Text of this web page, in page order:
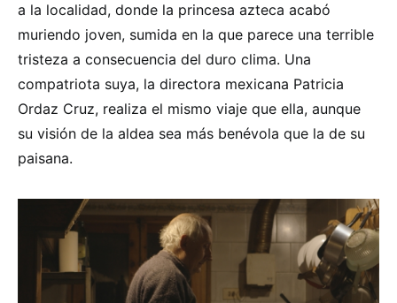
a la localidad, donde la princesa azteca acabó
muriendo joven, sumida en la que parece una terrible
tristeza a consecuencia del duro clima. Una
compatriota suya, la directora mexicana Patricia
Ordaz Cruz, realiza el mismo viaje que ella, aunque
su visión de la aldea sea más benévola que la de su
paisana.